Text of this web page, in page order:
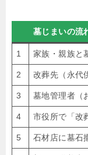
墓じまいの流
1 家族・親族と
2 改葬先（永代
3 墓地管理者（
4 市役所で「改
5 石材店に墓石